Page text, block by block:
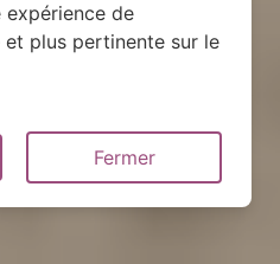
de
plus pertinente sur le
Fermer